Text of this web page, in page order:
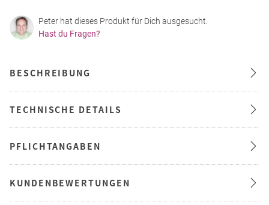
Peter hat dieses Produkt für Dich ausgesucht.
Hast du Fragen?
BESCHREIBUNG
TECHNISCHE DETAILS
PFLICHTANGABEN
KUNDENBEWERTUNGEN